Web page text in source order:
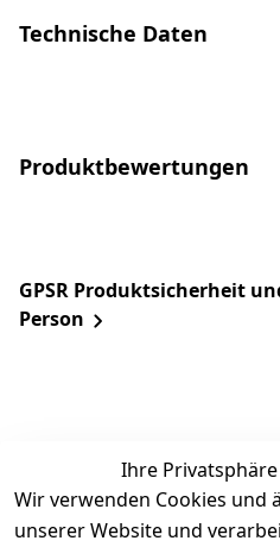
Technische Daten
Produktbewertungen
GPSR Produktsicherheit
Person
Ihre
Wir verwenden Cookies und
unserer Website und